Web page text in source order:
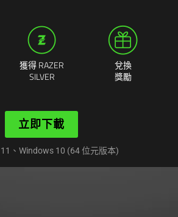
獲得 RAZER
SILVER
兌換
獎勵
、Windows 10 (64 位元版本)
立即下載